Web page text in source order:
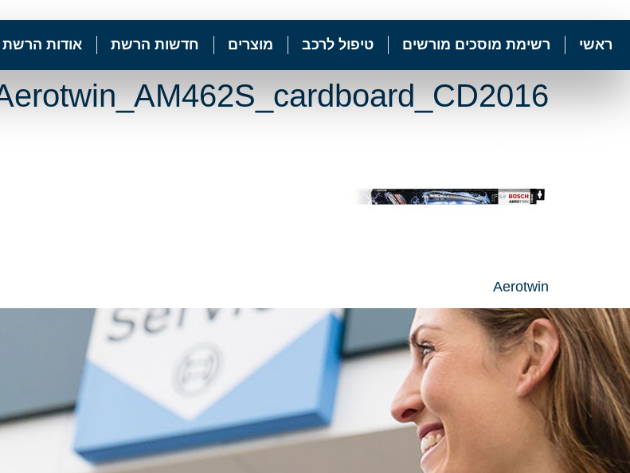
ראשי רשימת מוסכים מורשים טיפול לרכב מוצרים חדשות הרשת אודות הרשת
Aerotwin